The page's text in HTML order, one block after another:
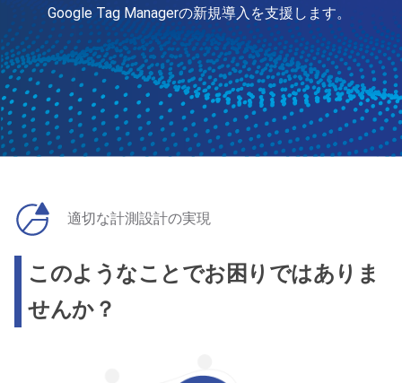
Google Tag Managerの新規導入を支援します。
適切な計測設計の実現
このようなことでお困りではありま
せんか？